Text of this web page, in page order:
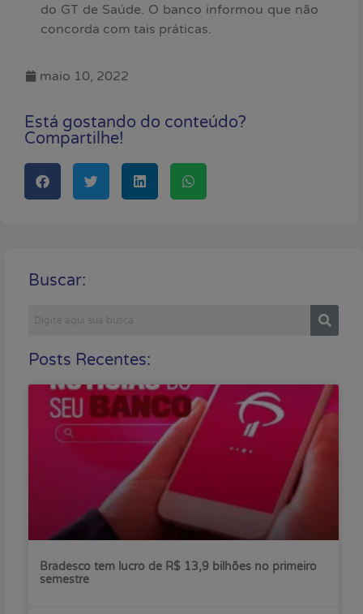
do GT de Saúde. O banco informou que não
concorda com tais práticas.
maio 10, 2022
Está gostando do conteúdo?
Compartilhe!
Buscar:
Posts Recentes:
Bradesco tem lucro de R$ 13,9 bilhões no primeiro
semestre